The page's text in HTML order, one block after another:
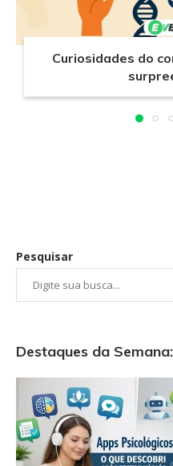
Curiosidades do
Pesquisar
Destaques da Semana: